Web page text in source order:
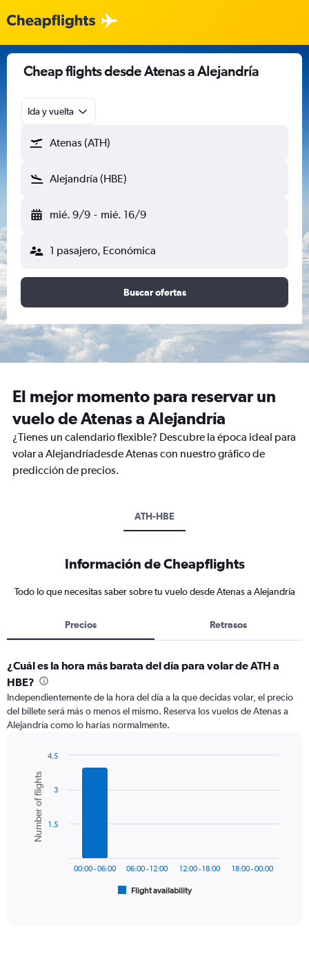
Cheap flights desde Atenas a Alejandría
Ida y vuelta
Atenas (ATH)
Alejandría (HBE)
mié. 9/9 - mié. 16/9
1 pasajero, Económica
Buscar ofertas
El mejor momento para reservar un
vuelo de Atenas a Alejandría
¿Tienes un calendario flexible? Descubre la época ideal para
volar a Alejandríadesde Atenas con nuestro gráfico de
predicción de precios.
ATH-HBE
Información de Cheapflights
Todo lo que necesitas saber sobre tu vuelo desde Atenas a Alejandría
Precios Retrasos
¿Cuál es la hora más barata del día para volar de ATH a
HBE?
Independientemente de la hora del día a la que decidas volar, el precio
del billete será más o menos el mismo. Reserva los vuelos de Atenas a
Alejandría como lo harías normalmente.
chart
with
bars.
The
Chart
graphic.
Number of flights
Flight availability
00:00 - 06:00 06:00 - 12:00 12:00 - 18:00 18:00 - 00:00
1.5
3
4.5